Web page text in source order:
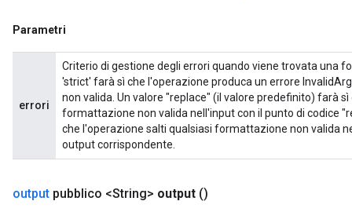
Parametri
errori
Criterio di gestione degli errori quando viene trovata una
'strict' farà sì che l'operazione produca un errore
non valida. Un valore "replace" (il valore predefinito) farà
formattazione non valida nell'input con il punto di codice
che l'operazione salti qualsiasi formattazione non valida
output corrispondente.
output pubblico <String> output ()